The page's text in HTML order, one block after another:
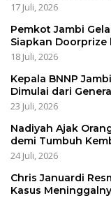
17 Juli, 2026
Pemkot Jambi
Siapkan Doorprize
18 Juli, 2026
Kepala BNNP
Dimulai dari
23 Juli, 2026
Nadiyah Ajak
demi Tumbuh
24 Juli, 2026
Chris Januardi
Kasus